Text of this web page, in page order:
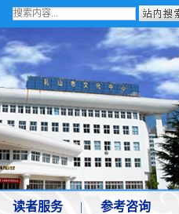
读者服务 | 参考咨询